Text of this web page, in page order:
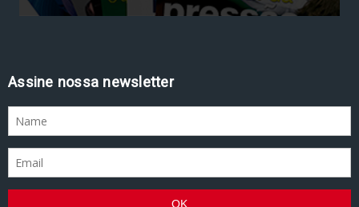
Assine nossa newsletter